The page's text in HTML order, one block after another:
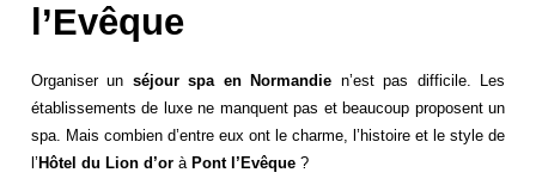
l’Evêque
Organiser un séjour spa en Normandie n’est pas difficile. Les
établissements de luxe ne manquent pas et beaucoup proposent un
spa. Mais combien d’entre eux ont le charme, l’histoire et le style de
l’Hôtel du Lion d’or à Pont l’Evêque ?